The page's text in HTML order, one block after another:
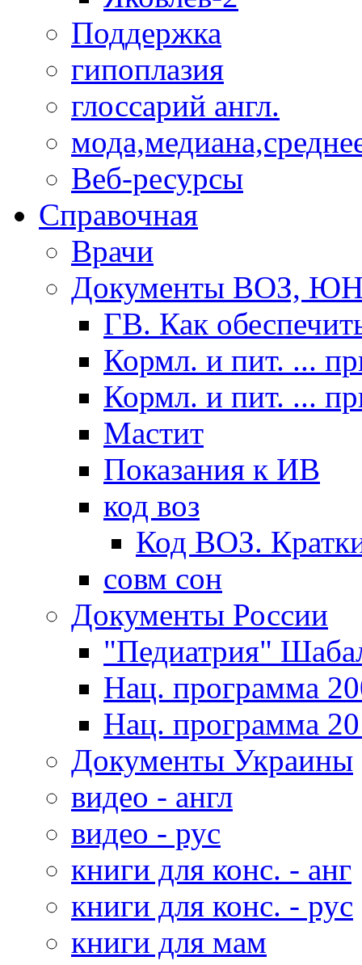
Поддержка
гипоплазия
глоссарий англ.
Веб-ресурсы
Справочная
Врачи
Документы ВОЗ,
ГВ. Как
Кормл. и пит. ...
Кормл. и пит. ...
Мастит
Показания к ИВ
код воз
Код ВОЗ.
совм сон
Документы России
"Педиатрия"
Нац. программа
Нац. программа
Документы Украины
видео - англ
видео - рус
книги для конс. - анг
книги для конс. - рус
книги для мам